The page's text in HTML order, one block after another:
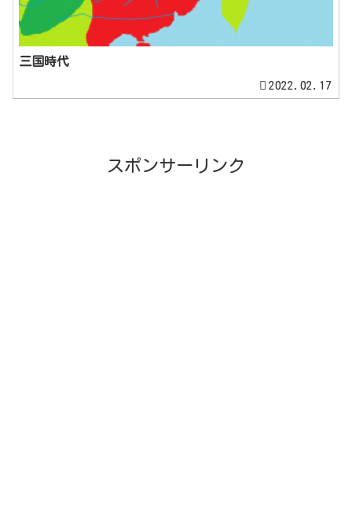
三国時代
2022.02.17
スポンサーリンク